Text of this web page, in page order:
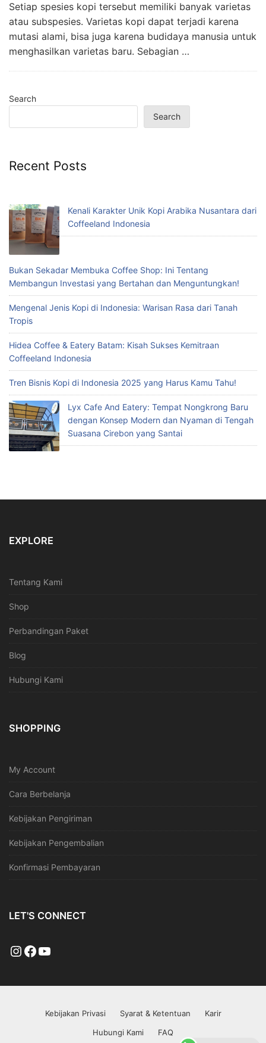
Setiap spesies kopi tersebut memiliki banyak varietas
atau subspesies. Varietas kopi dapat terjadi karena
mutasi alami, bisa juga karena budidaya manusia untuk
menghasilkan varietas baru. Sebagian …
Search
Search
Recent Posts
Kenali Karakter Unik Kopi Arabika Nusantara dari
Coffeeland Indonesia
Bukan Sekadar Membuka Coffee Shop: Ini Tentang
Membangun Investasi yang Bertahan dan Menguntungkan!
Mengenal Jenis Kopi di Indonesia: Warisan Rasa dari Tanah
Tropis
Hidea Coffee & Eatery Batam: Kisah Sukses Kemitraan
Coffeeland Indonesia
Tren Bisnis Kopi di Indonesia 2025 yang Harus Kamu Tahu!
Lyx Cafe And Eatery: Tempat Nongkrong Baru
dengan Konsep Modern dan Nyaman di Tengah
Suasana Cirebon yang Santai
EXPLORE
Tentang Kami
Shop
Perbandingan Paket
Blog
Hubungi Kami
SHOPPING
My Account
Cara Berbelanja
Kebijakan Pengiriman
Kebijakan Pengembalian
Konfirmasi Pembayaran
LET'S CONNECT
Kebijakan Privasi Syarat & Ketentuan
Karir
Hubungi Kami
FAQ